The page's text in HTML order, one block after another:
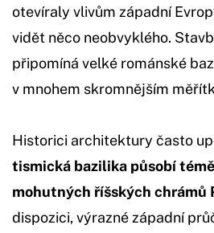
otevíraly vlivům západní
vidět něco neobvyklého.
připomíná velké románské
v mnohem skromnějším
Historici architektury často
tismická bazilika působí
mohutných říšských chrámů
dispozici, výrazné západní